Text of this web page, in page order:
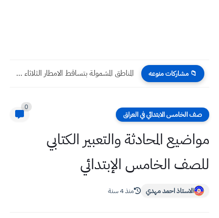
📁 مشاركات منوعه امتحان الكتروني نصف السنة 2023 اجتماعيات ثالث متوسط
صف الخامس الابتدائي في العراق
0
مواضيع المحادثة والتعبير الكتابي
للصف الخامس الإبتدائي
الاستاذ احمد مهدي منذ 4 سنة